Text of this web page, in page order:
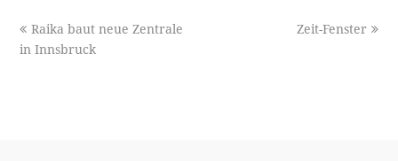
previous
post:
Raika baut neue Zentrale
in Innsbruck
next
Zeit-Fenster